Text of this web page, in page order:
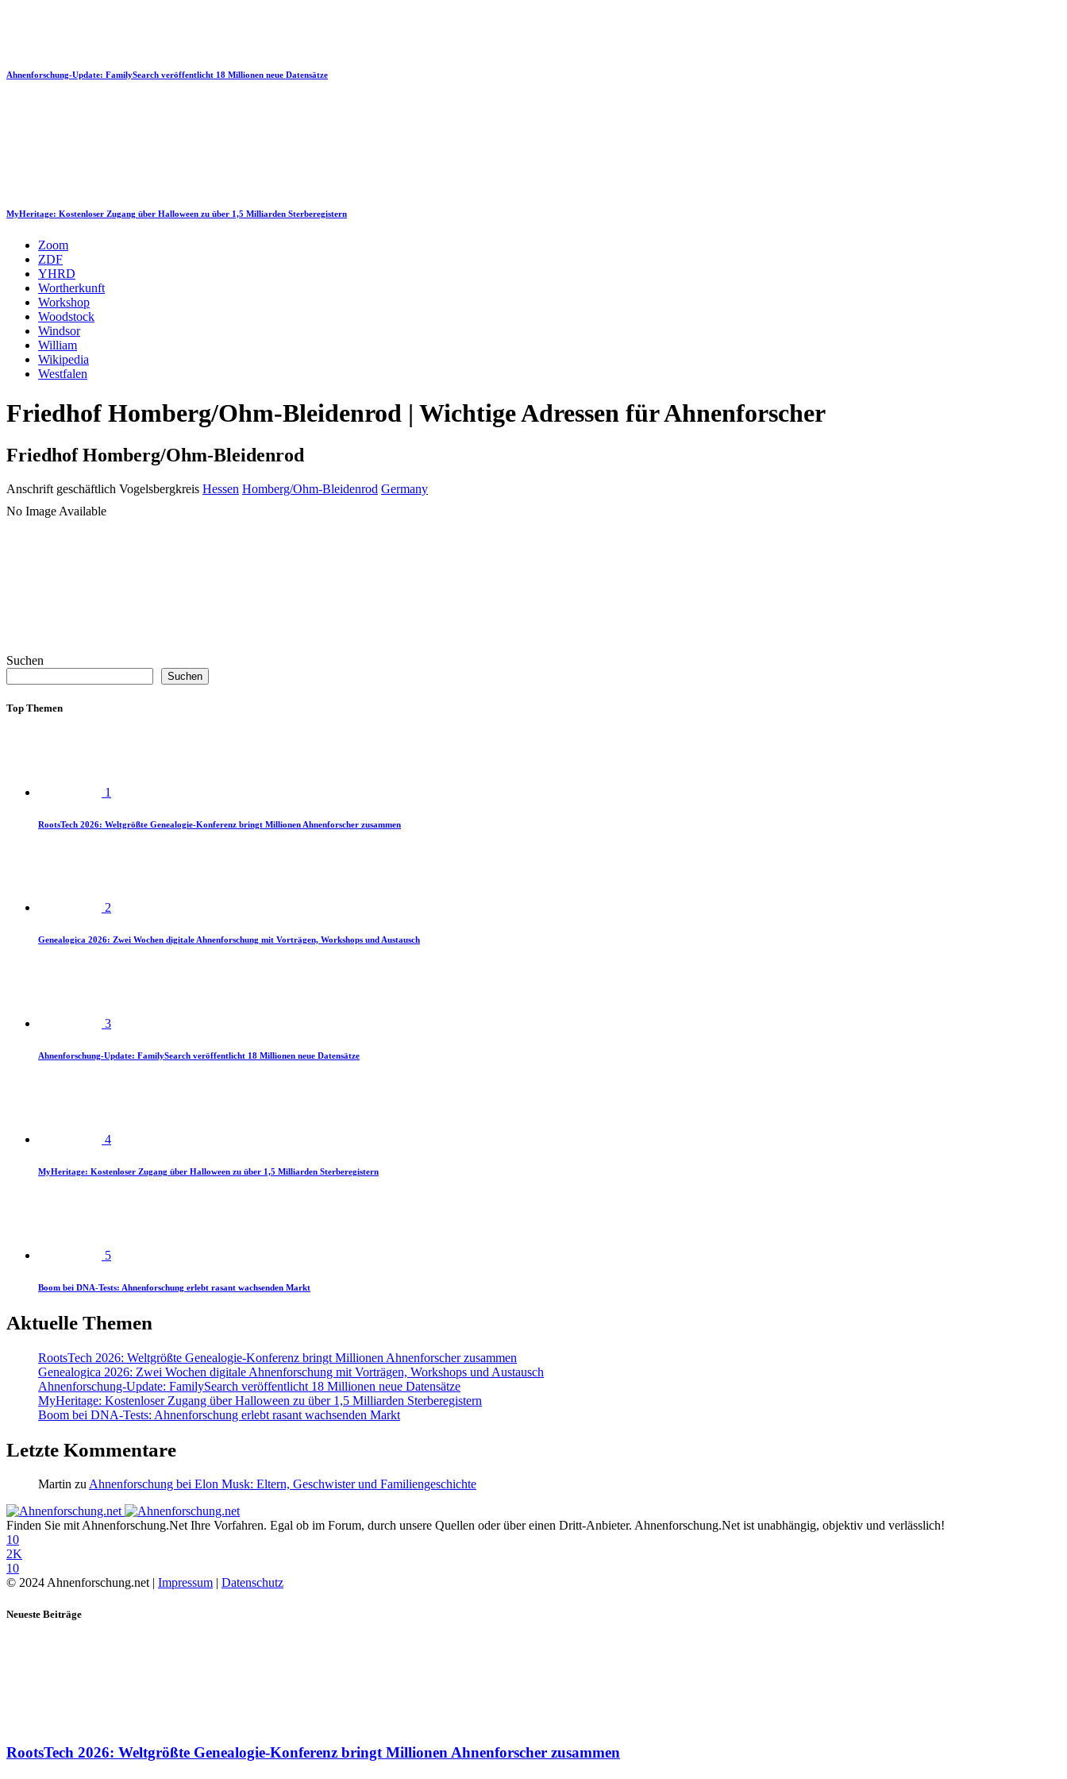
Ahnenforschung-Update: FamilySearch veröffentlicht 18 Millionen neue Datensätze
MyHeritage: Kostenloser Zugang über Halloween zu über 1,5 Milliarden Sterberegistern
Zoom
ZDF
YHRD
Wortherkunft
Workshop
Woodstock
Windsor
William
Wikipedia
Westfalen
Friedhof Homberg/Ohm-Bleidenrod | Wichtige Adressen für Ahnenforscher
Friedhof Homberg/Ohm-Bleidenrod
Anschrift geschäftlich Vogelsbergkreis Hessen Homberg/Ohm-Bleidenrod Germany
No Image Available
Suchen
Suchen
Top Themen
1
RootsTech 2026: Weltgrößte Genealogie-Konferenz bringt Millionen Ahnenforscher zusammen
2
Genealogica 2026: Zwei Wochen digitale Ahnenforschung mit Vorträgen, Workshops und Austausch
3
Ahnenforschung-Update: FamilySearch veröffentlicht 18 Millionen neue Datensätze
4
MyHeritage: Kostenloser Zugang über Halloween zu über 1,5 Milliarden Sterberegistern
5
Boom bei DNA-Tests: Ahnenforschung erlebt rasant wachsenden Markt
Aktuelle Themen
RootsTech 2026: Weltgrößte Genealogie-Konferenz bringt Millionen Ahnenforscher zusammen
Genealogica 2026: Zwei Wochen digitale Ahnenforschung mit Vorträgen, Workshops und Austausch
Ahnenforschung-Update: FamilySearch veröffentlicht 18 Millionen neue Datensätze
MyHeritage: Kostenloser Zugang über Halloween zu über 1,5 Milliarden Sterberegistern
Boom bei DNA-Tests: Ahnenforschung erlebt rasant wachsenden Markt
Letzte Kommentare
Martin zuAhnenforschung bei Elon Musk: Eltern, Geschwister und Familiengeschichte
Finden Sie mit Ahnenforschung.Net Ihre Vorfahren. Egal ob im Forum, durch unsere Quellen oder über einen Dritt-Anbieter. Ahnenforschung.Net ist unabhängig, objektiv und verlässlich!
10
2K
10
© 2024 Ahnenforschung.net | Impressum Datenschutz
Neueste Beiträge
RootsTech 2026: Weltgrößte Genealogie-Konferenz bringt Millionen Ahnenforscher zusammen